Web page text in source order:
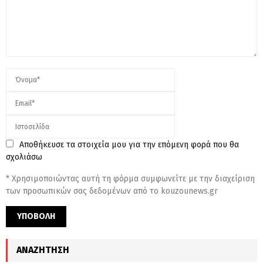
Αποθήκευσε τα στοιχεία μου για την επόμενη φορά που θα
σχολιάσω
* Χρησιμοποιώντας αυτή τη φόρμα συμφωνείτε με την διαχείριση
των προσωπικών σας δεδομένων από το kouzounews.gr
ΑΝΑΖΉΤΗΣΗ